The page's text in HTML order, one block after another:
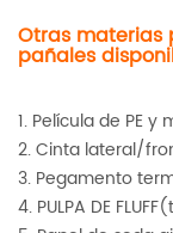
Otras materias
pañales
1. Película de PE
2. Cinta lateral/
3. Pegamento
4. PULPA DE